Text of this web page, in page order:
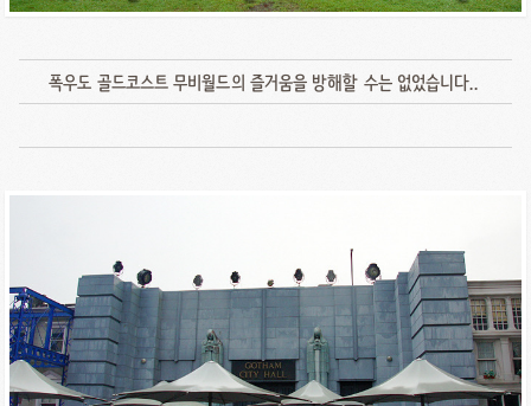
폭우도 골드코스트 무비월드의 즐거움을 방해할 수는 없었습니다..